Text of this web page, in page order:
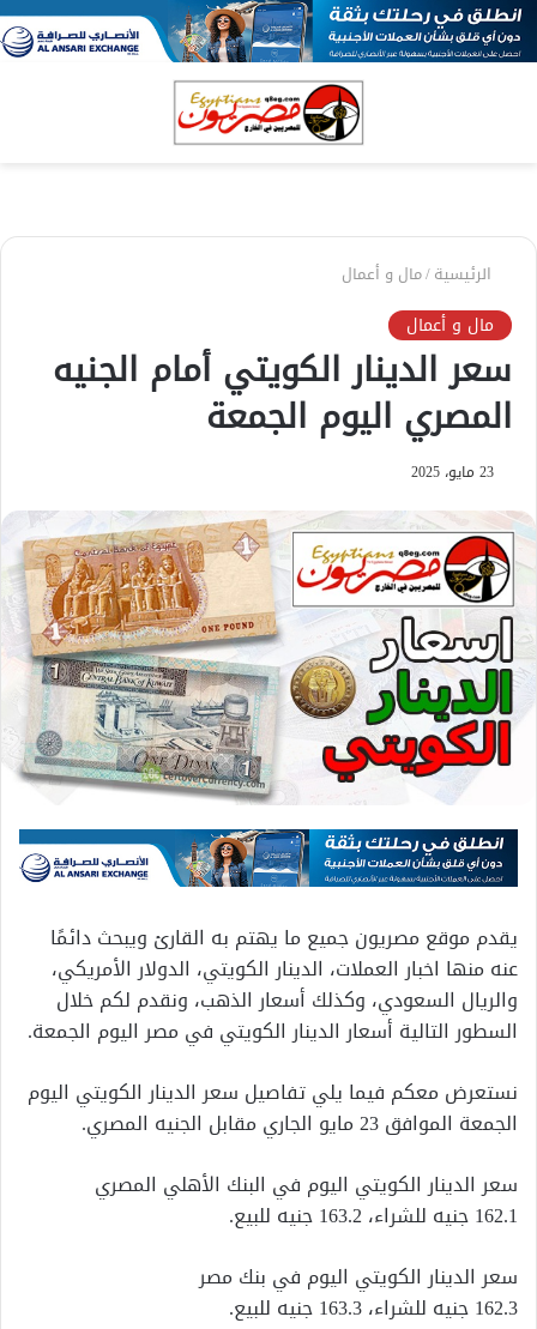
الرئيسية/مال و أعمال
مال و أعمال
سعر الدينار الكويتي أمام الجنيه
المصري اليوم الجمعة
23 مايو، 2025
يقدم موقع مصريون جميع ما يهتم به القارئ ويبحث دائمًا
عنه منها اخبار العملات، الدينار الكويتي، الدولار الأمريكي،
والريال السعودي، وكذلك أسعار الذهب، ونقدم لكم خلال
السطور التالية أسعار الدينار الكويتي في مصر اليوم الجمعة.
نستعرض معكم فيما يلي تفاصيل سعر الدينار الكويتي اليوم
الجمعة الموافق 23 مايو الجاري مقابل الجنيه المصري.
سعر الدينار الكويتي اليوم في البنك الأهلي المصري
162.1 جنيه للشراء، 163.2 جنيه للبيع.
سعر الدينار الكويتي اليوم في بنك مصر
162.3 جنيه للشراء، 163.3 جنيه للبيع.